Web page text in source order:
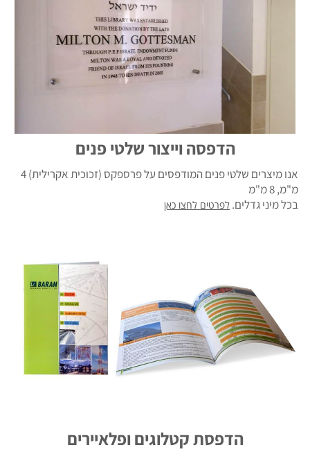
הדפסה וייצור שלטי פנים
אנו מיצרים שלטי פנים המודפסים על פרספקס (זכוכית אקרילית) 4
מ"מ, 8 מ"מ
בכל מיני גדלים. לפרטים לחצו כאן
הדפסת קטלוגים ופלאיירים